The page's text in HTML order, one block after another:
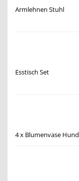
Armlehnen Stuhl
Esstisch Set
4 x Blumenvase Hund